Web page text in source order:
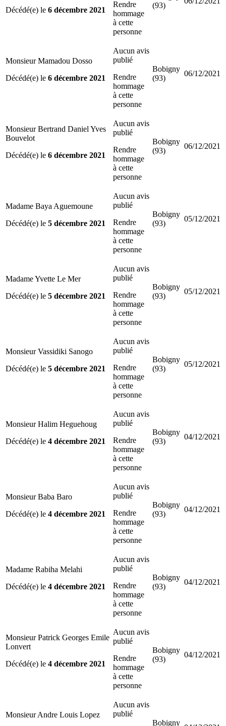
Décédé(e) le 6 décembre 2021
Rendre
hommage
à cette
personne
(93)
Monsieur Mamadou Dosso
Décédé(e) le 6 décembre 2021
Aucun avis
publié
Rendre
hommage
à cette
personne
Bobigny
(93)
06/12/2021
Monsieur Bertrand Daniel Yves
Bouvelot
Décédé(e) le 6 décembre 2021
Aucun avis
publié
Rendre
hommage
à cette
personne
Bobigny
(93)
06/12/2021
Madame Baya Aguemoune
Décédé(e) le 5 décembre 2021
Aucun avis
publié
Rendre
hommage
à cette
personne
Bobigny
(93)
05/12/2021
Madame Yvette Le Mer
Décédé(e) le 5 décembre 2021
Aucun avis
publié
Rendre
hommage
à cette
personne
Bobigny
(93)
05/12/2021
Monsieur Vassidiki Sanogo
Décédé(e) le 5 décembre 2021
Aucun avis
publié
Rendre
hommage
à cette
personne
Bobigny
(93)
05/12/2021
Monsieur Halim Heguehoug
Décédé(e) le 4 décembre 2021
Aucun avis
publié
Rendre
hommage
à cette
personne
Bobigny
(93)
04/12/2021
Monsieur Baba Baro
Décédé(e) le 4 décembre 2021
Aucun avis
publié
Rendre
hommage
à cette
personne
Bobigny
(93)
04/12/2021
Madame Rabiha Melahi
Décédé(e) le 4 décembre 2021
Aucun avis
publié
Rendre
hommage
à cette
personne
Bobigny
(93)
04/12/2021
Monsieur Patrick Georges Emile
Lonvert
Décédé(e) le 4 décembre 2021
Aucun avis
publié
Rendre
hommage
à cette
personne
Bobigny
(93)
04/12/2021
Monsieur Andre Louis Lopez
Aucun avis
publié
Bobigny